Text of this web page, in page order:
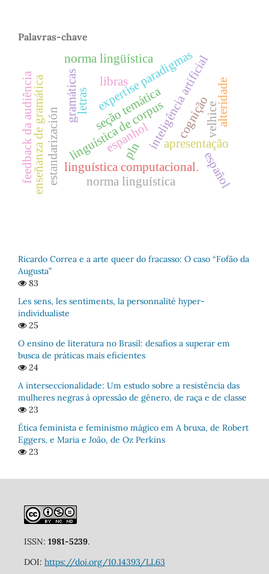
Palavras-chave
linguística de corpus
linguística computacional.
inteligência artificial
letras
apresentação
seção temática cognição
expertise paradigmas
estandarización
gramáticas
enseñanza de gramática
norma lingüística
español
norma linguística
espanhol
feedback da audiência libras
pln
velhicealteridade
Ricardo Correa e a arte queer do fracasso: O caso “Fofão da
Augusta”
83
Les sens, les sentiments, la personnalité hyper-
individualiste
25
O ensino de literatura no Brasil: desafios a superar em
busca de práticas mais eficientes
24
A interseccionalidade: Um estudo sobre a resistência das
mulheres negras à opressão de gênero, de raça e de classe
23
Ética feminista e feminismo mágico em A bruxa, de Robert
Eggers, e Maria e João, de Oz Perkins
23
ISSN: 1981-5239.
DOI: https://doi.org/10.14393/LL63